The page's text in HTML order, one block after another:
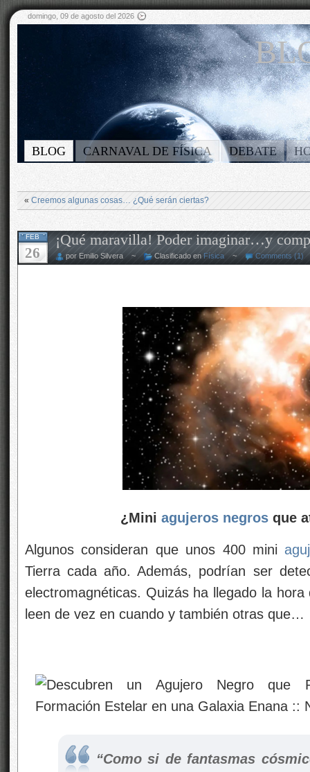
domingo, 09 de agosto del 2026
BLOG CARNAVAL DE FÍSICA DEBATE
« Creemos algunas cosas… ¿Qué serán ciertas?
FEB
26
¡Qué maravilla! Poder imaginar…y
por Emilio Silvera ~ Clasificado en Física~ Comments (1)
¿Mini agujeros negros que
Algunos consideran que unos 400 mini
Tierra cada año. Además, podrían ser
electromagnéticas. Quizás ha llegado la
leen de vez en cuando y también otras que…
“Como si de fantasmas